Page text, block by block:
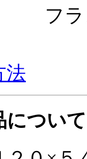
コ
法
について